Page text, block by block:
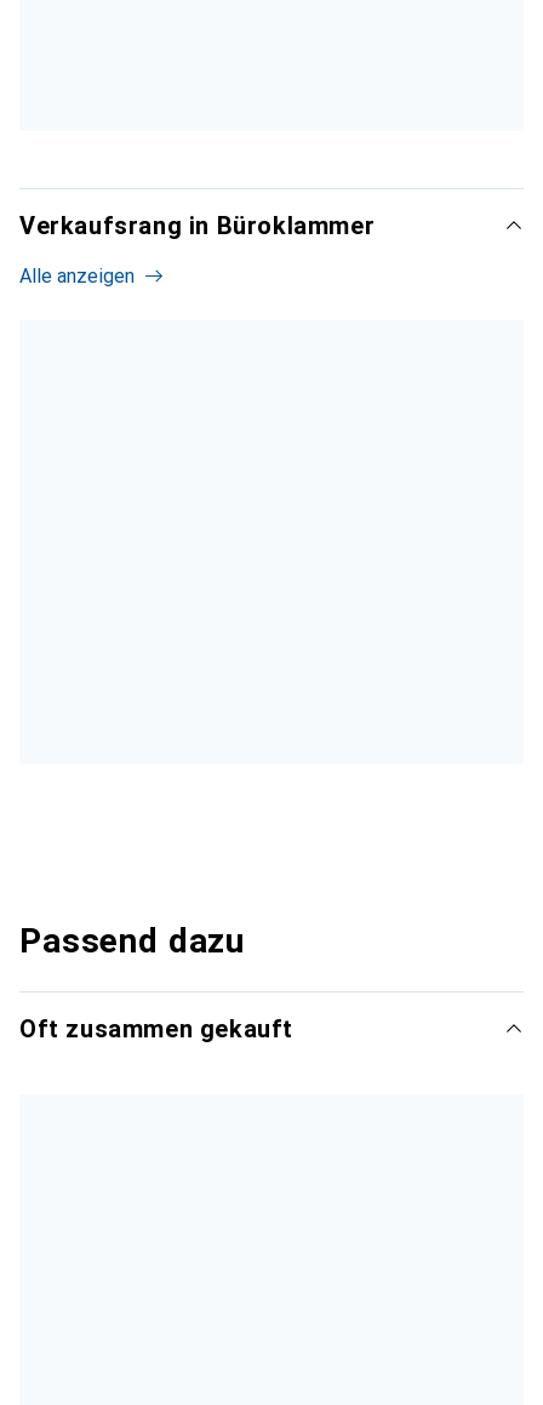
Verkaufsrang in Büroklammer
Alle anzeigen
Passend dazu
Oft zusammen gekauft